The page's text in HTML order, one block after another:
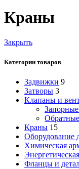
Краны
Закрыть
Категории товаров
Задвижки 9
Затворы 3
Клапаны и
Краны 15
Химическая
Фланцы и